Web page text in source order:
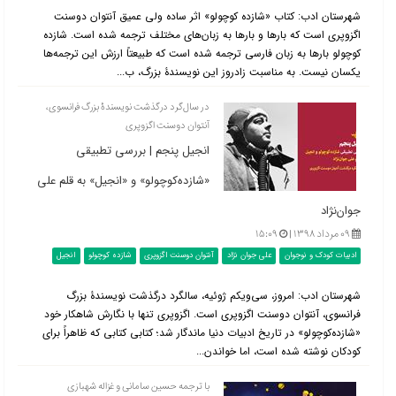
شهرستان ادب: کتاب «شازده کوچولو» اثر ساده ولی عمیق آنتوان دوسنت
اگزوپری است که بارها و بارها به زبان‌های مختلف ترجمه شده است. شازده
کوچولو بارها به زبان فارسی ترجمه شده است که طبیعتاً ارزش این ترجمه‌ها
یکسان نیست. به مناسبت زادروز این نویسندۀ بزرگ، ب...
در سال‌گرد درگذشت نویسندۀ بزرگ فرانسوی،
آنتوان دوسنت اگزوپری
انجیل پنجم | بررسی تطبیقی
«شازده‌کوچولو» و «انجیل» به قلم علی‌
جوان‌نژاد
۰۹ مرداد ۱۳۹۸ | ۱۵:۰۹
ادبیات کودک و نوجوان علی جوان نژاد آنتوان دوسنت اگزوپری شازده کوچولو انجیل
شهرستان ادب: امروز، سی‌ویکم ژوئیه، سالگرد درگذشت نویسندۀ بزرگ
فرانسوی، آنتوان دوسنت اگزوپری است. اگزوپری تنها با نگارش شاهکار خود
«شازده‌کوچولو» در تاریخ ادبیات دنیا ماندگار شد؛ کتابی کتابی که ظاهراً برای
کودکان نوشته شده است،‌ اما خواندن...
با ترجمه حسین سامانی و غزاله شهبازی